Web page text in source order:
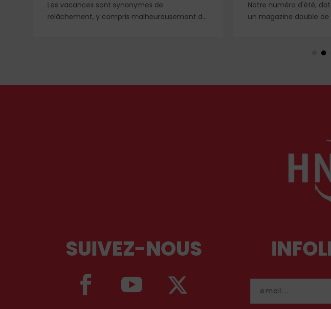
sont synonymes de
y compris malheureusement de
McCowen (icrsp).
Notre numéro d'été, daté du 18 juillet 2026, est
un magazine double de 76 pages,
SUIVEZ-NOUS